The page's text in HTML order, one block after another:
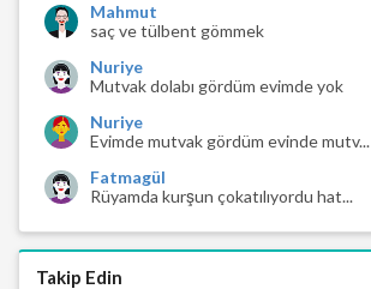
Mahmut
saç ve tülbent gömmek
Nuriye
Mutvak dolabı gördüm evimde yok
Nuriye
Evimde mutvak gördüm evinde mutv...
Fatmagül
Rüyamda kurşun çokatılıyordu hat...
Takip Edin